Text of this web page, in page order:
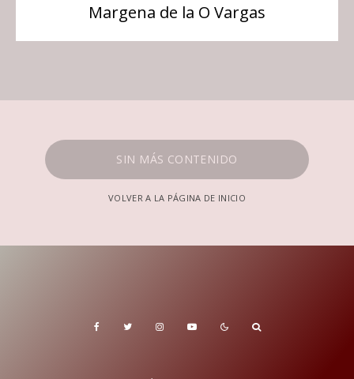
Margena de la O Vargas
SIN MÁS CONTENIDO
VOLVER A LA PÁGINA DE INICIO